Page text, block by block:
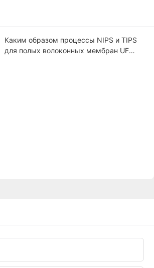
Каким образом процессы NIPS и TIPS
для полых волоконных мембран UF